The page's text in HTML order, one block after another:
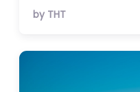
by THT